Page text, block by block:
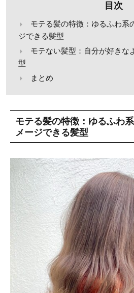
目次
モテる髪の特徴：ゆるふわ系
ジできる髪型
モテない髪型：自分が好きな
型
まとめ
モテる髪の特徴：ゆるふわ
メージできる髪型